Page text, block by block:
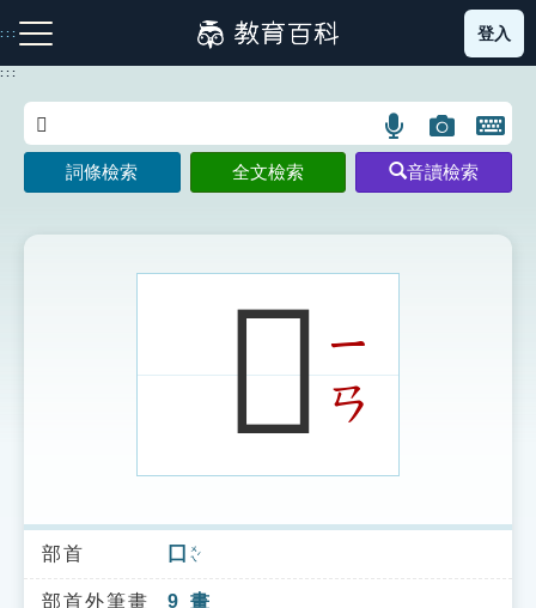
到
主
:::
注音索引圖示 筆畫索引圖示 部首索引表圖示
索引選單
知識索引
登入
:::
語
言
搜
示
圖
片
搜
開
鍵
圖
詞條檢索 全文檢索 音讀檢索
𡇽ㄧ
ㄢ
部首 囗 ㄨㄟˊ
部首外筆畫 9 畫